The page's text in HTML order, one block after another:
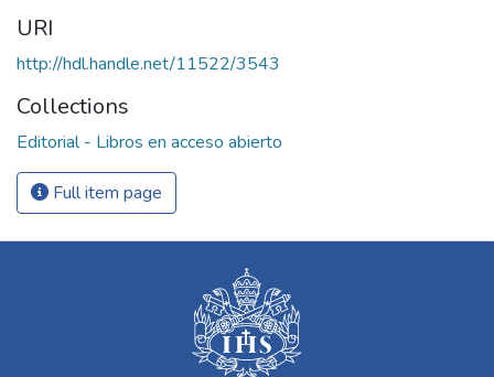
URI
http://hdl.handle.net/11522/3543
Collections
Editorial - Libros en acceso abierto
Full item page